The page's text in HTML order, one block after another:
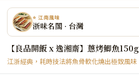
⭐ 江南風味
浙味名閣 · 台灣
【良品開飯 x 逸湘齋】蔥烤鯽魚150g
江浙經典，耗時技法將魚骨軟化燒出極致風味